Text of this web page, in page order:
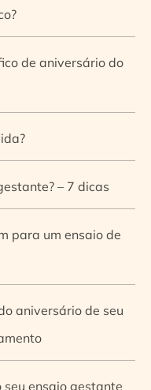
de aniversário do
– 7 dicas
para um ensaio de
aniversário de seu
ensaio gestante